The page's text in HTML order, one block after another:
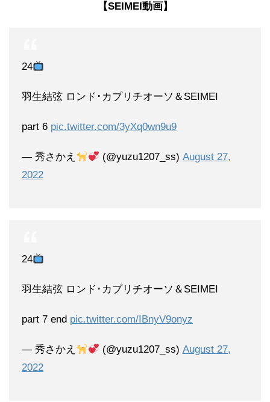
【SEIMEI動画】
24
羽生結弦 ロンド･カプリチオーソ＆SEIMEI
part 6 pic.twitter.com/3yXq0wn9u9
— 秀さかえ (@yuzu1207_ss) August 27,
2022
24
羽生結弦 ロンド･カプリチオーソ＆SEIMEI
part 7 end pic.twitter.com/IBnyV9onyz
— 秀さかえ (@yuzu1207_ss) August 27,
2022